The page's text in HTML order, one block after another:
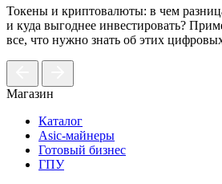
Токены и криптовалюты: в чем
и куда выгоднее инвестировать?
все, что нужно знать об этих
Магазин
Каталог
Asic-майнеры
Готовый бизнес
ГПУ